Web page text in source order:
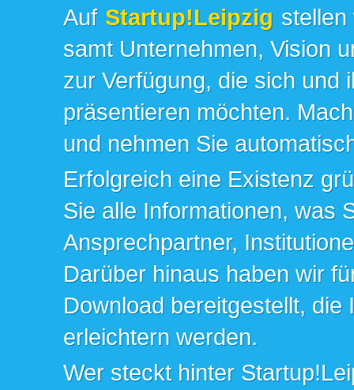
Auf Startup!Leipzig
samt Unternehmen, Vision
zur Verfügung, die sich und
präsentieren möchten.
und nehmen Sie
Erfolgreich eine Existenz
Sie alle Informationen, was
Ansprechpartner,
Darüber hinaus haben wir
Download bereitgestellt,
erleichtern werden.
Wer steckt hinter